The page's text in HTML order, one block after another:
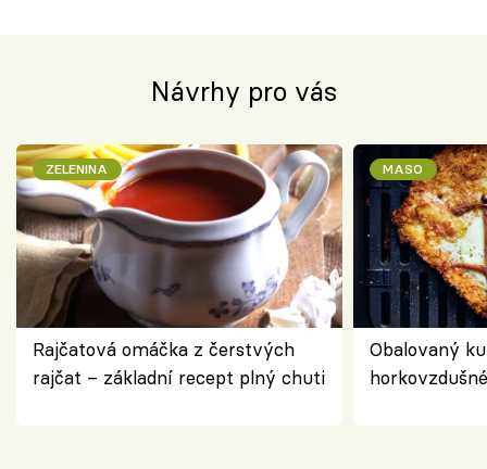
Návrhy pro vás
ZELENINA
Rajčatová omáčka z čerstvých
rajčat – základní recept plný chuti
MASO
Obalovaný